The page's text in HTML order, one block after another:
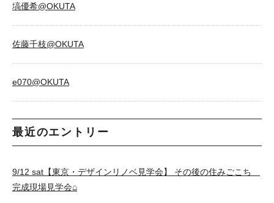
塙優希@OKUTA
佐藤千枝@OKUTA
e070@OKUTA
最近のエントリー
9/12 sat【東京・デザインリノベ見学会】 その後の住みごこち
完成現場見学会⌂